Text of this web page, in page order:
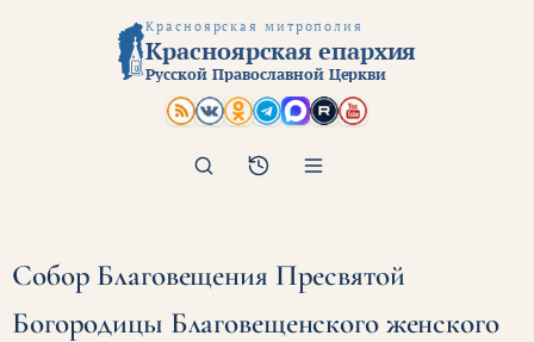
Красноярская митрополия
Красноярская епархия
Русской Православной Церкви
Архив
Поиск
Собор Благовещения Пресвятой
Богородицы Благовещенского женского